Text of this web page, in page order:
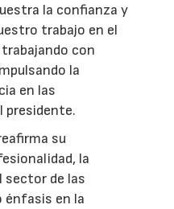
la confianza y
trabajo en el
con
la
en las
presidente.
su
la
sector de las
énfasis en la